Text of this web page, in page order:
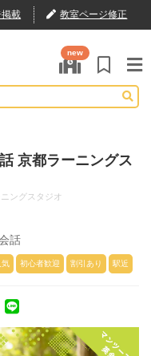
掲載 教室ページ修正
new
京都ラーニングス
ングスタジオ
話
気 初心者歓迎 割引あり 駅近